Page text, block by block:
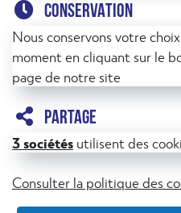
et de ses accès
(+1 heure)
formateur (possibilité de
autre dispositif selon
par le formateur
du personnel
CONSERVATION
Nous conservons votre
moment en cliquant sur le
page de notre site
PARTAGE
3 sociétés utilisent des
Consulter la politique des